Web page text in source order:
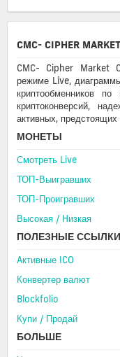
CMC- CIPHER
CMC- Cipher Market
режиме Live,
криптообменников
криптоконверсий,
активных,
МОНЕТЫ
Смотреть Live
ТОП-Выигравших
ТОП-Проигравших
Высокая / Hизкая
ПОЛЕЗНЫЕ ССЫЛКИ
Aктивные ICO
Конвертер валют
Blockfolio
Купи / Продай
БОЛЬШЕ